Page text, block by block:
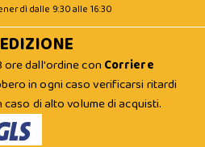
dalle 9:30 alle 16:30
ore dall'ordine con Corriere
in ogni caso verificarsi ritardi
di alto volume di acquisti.